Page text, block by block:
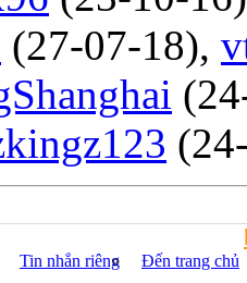
(27-07-18),
Tin nhắn riêng Đến trang chủ